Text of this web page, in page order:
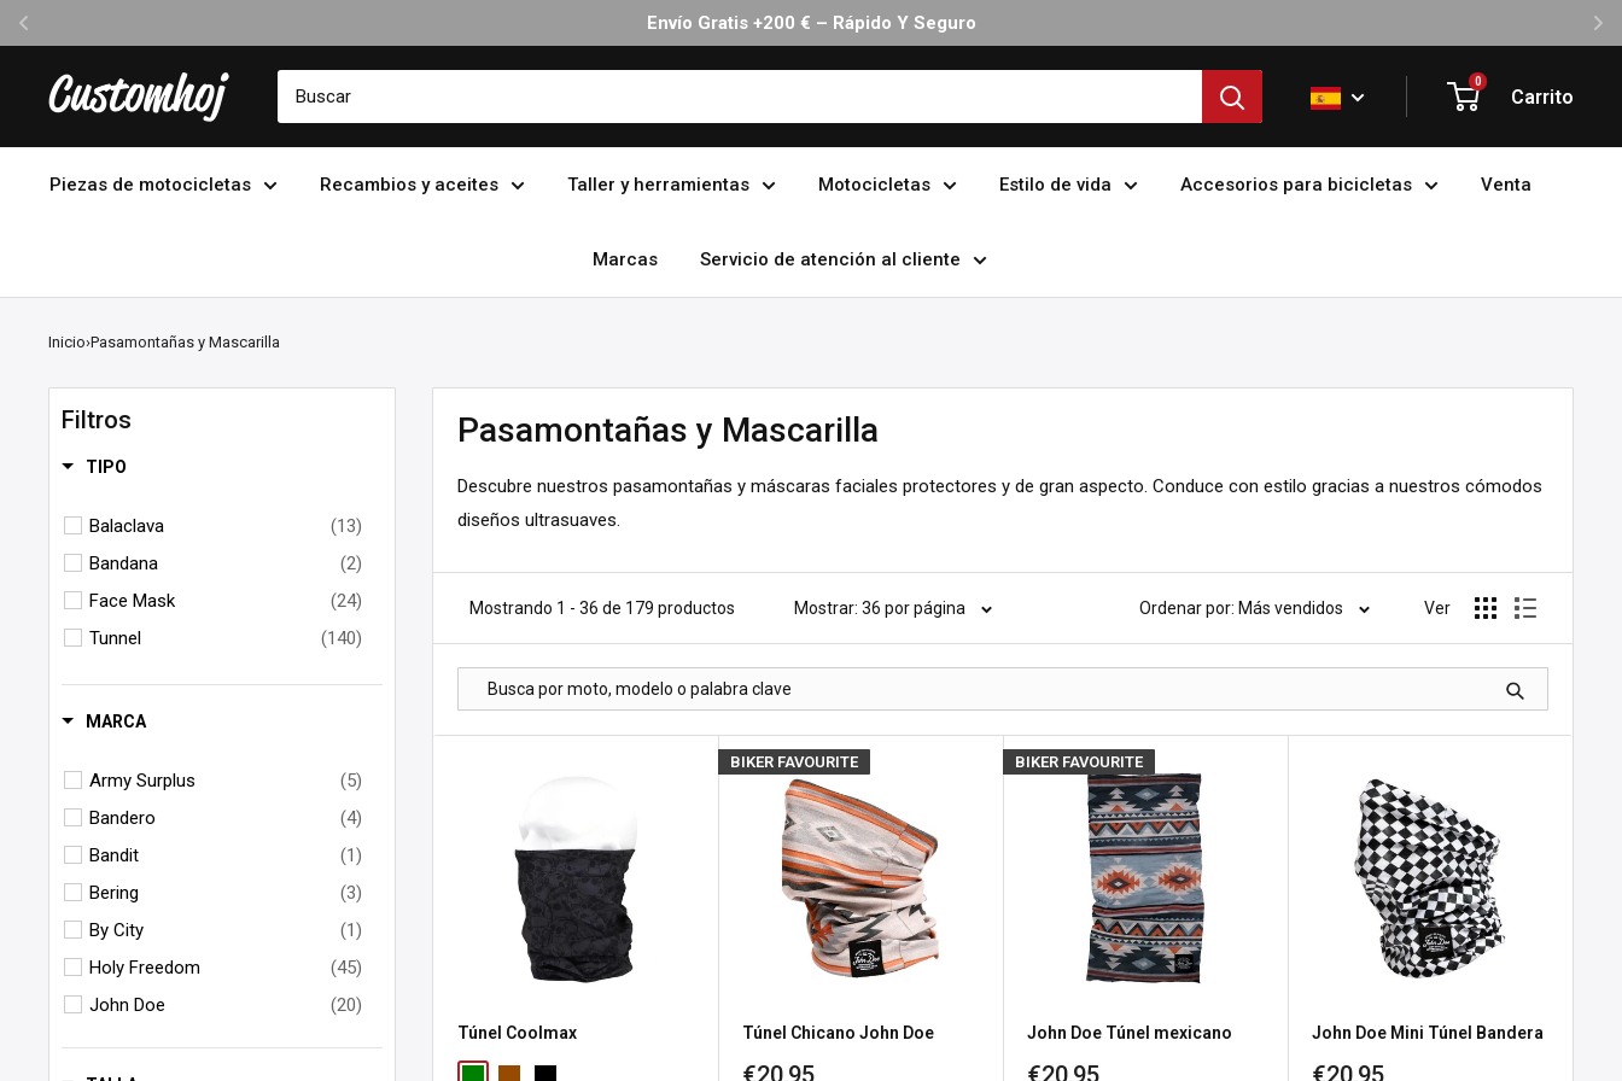
30 Días Devolución Sin Complicaciones
directamente
Customhoj 0
Carrito
Piezas de motocicletas Recambios y aceites Taller y herramientas Motocicletas Estilo de vida Accesorios para bicicletas Venta
Marcas Servicio de atención al cliente
Inicio›Pasamontañas y Mascarilla
Filtros
TIPO
Balaclava
(13)
Bandana
(2)
Face Mask
(24)
Tunnel
(140)
MARCA
Army Surplus
(5)
Bandero
(4)
Bandit
(1)
Bering
(3)
By City
(1)
Holy Freedom
(45)
John Doe
(20)
Lethal Threat
(7)
Pasamontañas y Mascarilla
Descubre nuestros pasamontañas y máscaras faciales protectores y de gran aspecto. Conduce con estilo gracias a nuestros cómodos
diseños ultrasuaves.
Mostrando 1 - 36 de 179 productos Mostrar: 36 por página Ordenar por: Más vendidos Ver
Túnel Coolmax
BIKER FAVOURITE
Túnel Chicano John Doe
Precio
€20,95
BIKER FAVOURITE
John Doe Túnel mexicano
Precio
€20,95
John Doe Mini Túnel Bandera
Precio
€20,95